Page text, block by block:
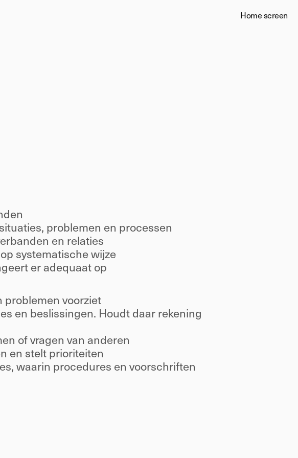
Home screen
problemen en processen
en relaties
systematische wijze
er adequaat op
problemen voorziet
en beslissingen. Houdt daar rekening
of vragen van anderen
en stelt prioriteiten
waarin procedures en voorschriften